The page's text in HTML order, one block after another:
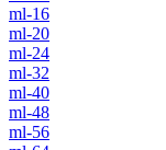
ml-16
ml-20
ml-24
ml-32
ml-40
ml-48
ml-56